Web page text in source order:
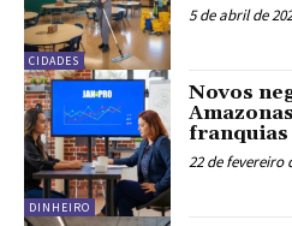
CIDADES
5 de abril de
DINHEIRO
Novos
franquias
22 de fevereiro